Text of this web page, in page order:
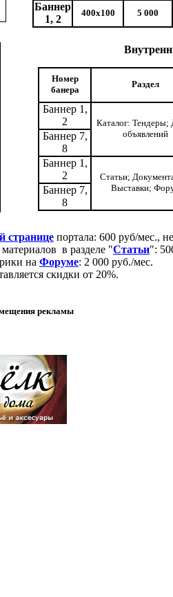
Баннер
1, 2
400х100 5 000
Номер
банера
Раздел
Баннер 1,
2
Каталог: Тендеры;
объявлений
Баннер 7,
8
Баннер 1,
2
Статьи;
Выставки;
Баннер 7,
8
странице портала: 600 руб/мес.,
в разделе "Статьи":
на Форуме: 2 000 руб./мес.
скидки от 20%.
рекламы